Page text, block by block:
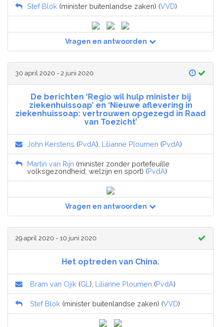
Stef Blok (minister buitenlandse zaken) (VVD)
Vragen en antwoorden
30 april 2020 - 2 juni 2020
De berichten ‘Regio wil hulp minister bij
ziekenhuissoap’ en ‘Nieuwe aflevering in
ziekenhuissoap: vertrouwen opgezegd in Raad
van Toezicht’
John Kerstens (PvdA), Lilianne Ploumen (PvdA)
Martin van Rijn (minister zonder portefeuille
volksgezondheid, welzijn en sport) (PvdA)
Vragen en antwoorden
29 april 2020 - 10 juni 2020
Het optreden van China.
Bram van Ojik (GL ), Lilianne Ploumen (PvdA)
Stef Blok (minister buitenlandse zaken) (VVD)